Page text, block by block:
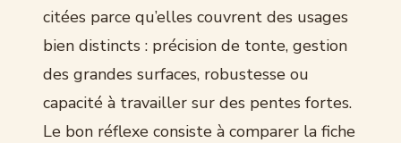
citées parce qu’elles couvrent des usages
bien distincts : précision de tonte, gestion
des grandes surfaces, robustesse ou
capacité à travailler sur des pentes fortes.
Le bon réflexe consiste à comparer la fiche